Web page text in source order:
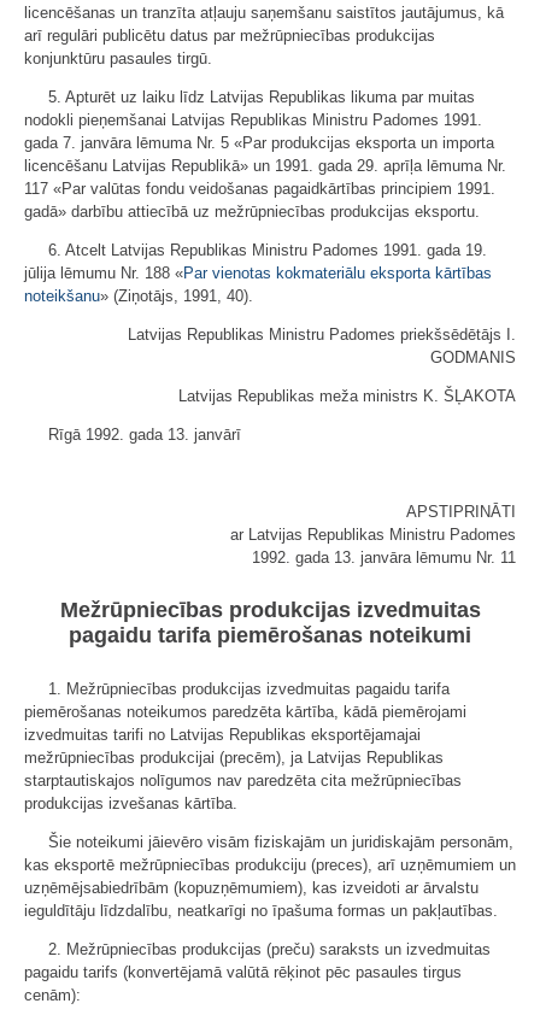
licencēšanas un tranzīta atļauju saņemšanu saistītos jautājumus, kā
arī regulāri publicētu datus par mežrūpniecības produkcijas
konjunktūru pasaules tirgū.
5. Apturēt uz laiku līdz Latvijas Republikas likuma par muitas
nodokli pieņemšanai Latvijas Republikas Ministru Padomes 1991.
gada 7. janvāra lēmuma Nr. 5 «Par produkcijas eksporta un importa
licencēšanu Latvijas Republikā» un 1991. gada 29. aprīļa lēmuma Nr.
117 «Par valūtas fondu veidošanas pagaidkārtības principiem 1991.
gadā» darbību attiecībā uz mežrūpniecības produkcijas eksportu.
6. Atcelt Latvijas Republikas Ministru Padomes 1991. gada 19.
jūlija lēmumu Nr. 188 «Par vienotas kokmateriālu eksporta kārtības
noteikšanu» (Ziņotājs, 1991, 40).
Latvijas Republikas Ministru Padomes priekšsēdētājs I.
GODMANIS
Latvijas Republikas meža ministrs K. ŠĻAKOTA
Rīgā 1992. gada 13. janvārī
APSTIPRINĀTI
ar Latvijas Republikas Ministru Padomes
1992. gada 13. janvāra lēmumu Nr. 11
Mežrūpniecības produkcijas izvedmuitas
pagaidu tarifa piemērošanas noteikumi
1. Mežrūpniecības produkcijas izvedmuitas pagaidu tarifa
piemērošanas noteikumos paredzēta kārtība, kādā piemērojami
izvedmuitas tarifi no Latvijas Republikas eksportējamajai
mežrūpniecības produkcijai (precēm), ja Latvijas Republikas
starptautiskajos nolīgumos nav paredzēta cita mežrūpniecības
produkcijas izvešanas kārtība.
Šie noteikumi jāievēro visām fiziskajām un juridiskajām personām,
kas eksportē mežrūpniecības produkciju (preces), arī uzņēmumiem un
uzņēmējsabiedrībām (kopuzņēmumiem), kas izveidoti ar ārvalstu
ieguldītāju līdzdalību, neatkarīgi no īpašuma formas un pakļautības.
2. Mežrūpniecības produkcijas (preču) saraksts un izvedmuitas
pagaidu tarifs (konvertējamā valūtā rēķinot pēc pasaules tirgus
cenām):